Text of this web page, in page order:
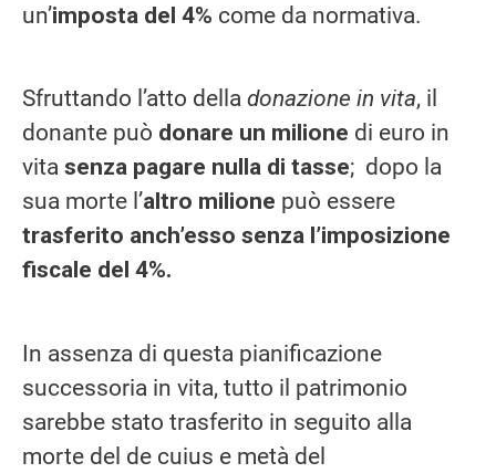
un’imposta del 4% come da normativa.
Sfruttando l’atto della donazione in vita, il
donante può donare un milione di euro in
vita senza pagare nulla di tasse; dopo la
sua morte l’altro milione può essere
trasferito anch’esso senza l’imposizione
fiscale del 4%.
In assenza di questa pianificazione
successoria in vita, tutto il patrimonio
sarebbe stato trasferito in seguito alla
morte del de cuius e metà del